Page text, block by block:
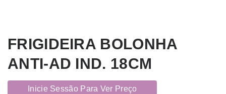
FRIGIDEIRA BOLONHA
ANTI-AD IND. 18CM
Inicie Sessão Para Ver Preço